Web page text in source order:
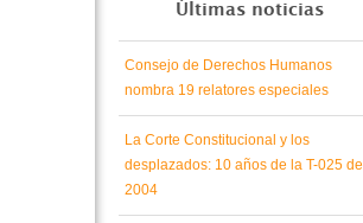
Últimas noticias
Consejo de Derechos Humanos
nombra 19 relatores especiales
La Corte Constitucional y los
desplazados: 10 años de la T-025 de
2004